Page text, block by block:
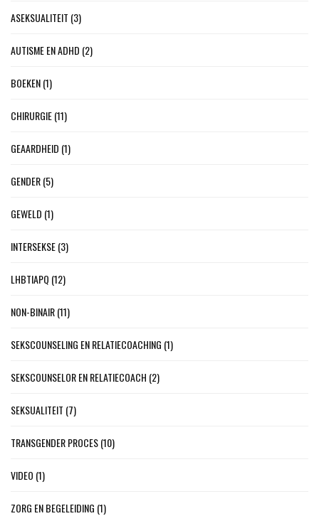
ASEKSUALITEIT (3)
AUTISME EN ADHD (2)
BOEKEN(1)
CHIRURGIE(11)
GEAARDHEID (1)
GENDER(5)
GEWELD (1)
INTERSEKSE(3)
LHBTIAPQ (12)
NON-BINAIR(11)
SEKSCOUNSELING EN RELATIECOACHING (1)
SEKSCOUNSELOR EN RELATIECOACH (2)
SEKSUALITEIT (7)
TRANSGENDER PROCES(10)
VIDEO (1)
ZORG EN BEGELEIDING (1)